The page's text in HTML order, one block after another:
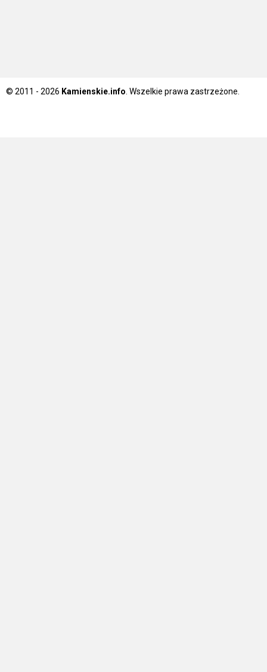
© 2011 - 2026 Kamienskie.info . Wszelkie prawa zastrzeżone.